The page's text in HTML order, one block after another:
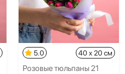
5.0 40 x 20 см
Розовые тюльпаны 21